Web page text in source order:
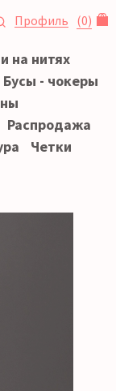
Профиль (0)
на нитях
Бусы - чокеры
Распродажа
Четки